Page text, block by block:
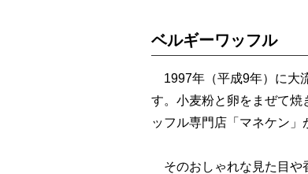
ベルギーワッフル
1997年（平成9年）に大
す。小麦粉と卵をまぜて焼
ッフル専門店「マネケン」
そのおしゃれな見た目や